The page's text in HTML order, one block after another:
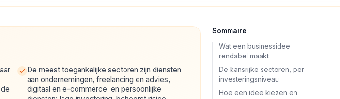
De meest toegankelijke sectoren zijn diensten
aan ondernemingen, freelancing en advies,
digitaal en e-commerce, en persoonlijke
Sommaire
Wat een businessidee
rendabel maakt
De kansrijke sectoren, per
investeringsniveau
Hoe een idee kiezen en